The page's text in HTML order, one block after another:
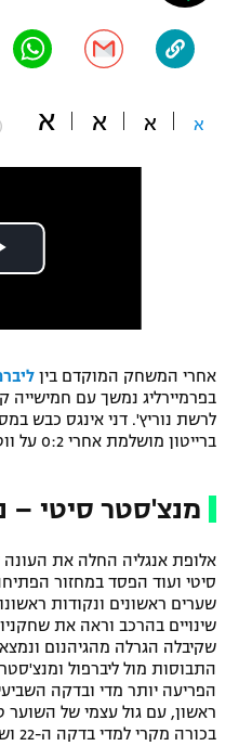
"מחצית בשכונה" –
תקנון משתתפים וזוכים
תקנון עבור פעילות
תקנון עבור פעילות ספורט 1 – "מרלן"
תנאי שימוש
מדיניות פרטיות
רשיון להקרנה פומבית
הצטרפות לחבילת הערוצים
לוח דרושים – ג'ובנט
תגיות
המגזין
אופניים
גיימינג E-Sports
א א א א
אחרי המשחק המוקדם בין
בפרמיירליג נמשך עם חמישייה
לרשת נוריץ'. דני אינגס כבש
ברייטון מושלמת אחרי 0:2 על ווטפורד, 2:2 בין לידס לאברטון.
מנצ'סטר סיטי –
אלופת אנגליה החלה את
סיטי ועוד הפסד במחזור
שערים ראשונים ונקודות
שינויים בהרכב וראה את
התבוסות מול ליברפול
הפריעה יותר מדי ובדקה
ראשון, עם גול עצמי של השוער